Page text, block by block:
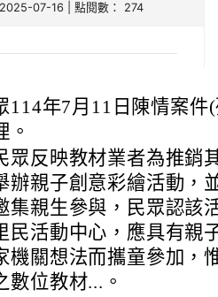
07-16 | 點閱數： 274
114年7月11日陳情案件
。
眾反映教材業者為推銷
辦親子創意彩繪活動，
集親生參與，民眾認該
民活動中心，應具有親
機關想法而攜童參加，
數位教材...。